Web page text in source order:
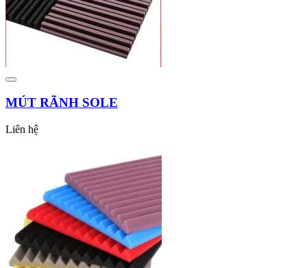
MÚT RÃNH SOLE
Liên hệ